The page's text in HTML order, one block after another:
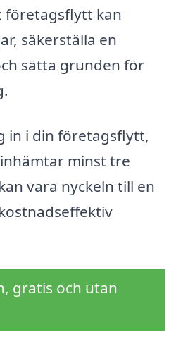
företagsflytt kan
säkerställa en
sätta grunden för
in i din företagsflytt,
minst tre
vara nyckeln till en
gratis och utan